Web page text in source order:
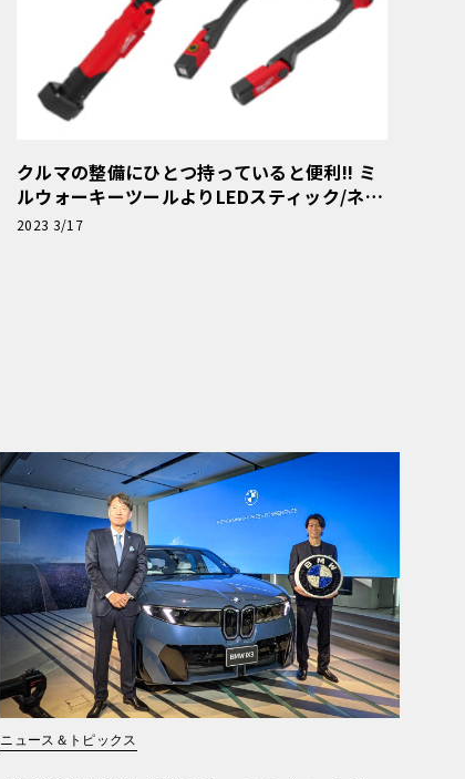
クルマの整備にひとつ持っていると便利!! ミ
ルウォーキーツールよりLEDスティック/ネッ
クライトが登場
2023 3/17
ニュース＆トピックス